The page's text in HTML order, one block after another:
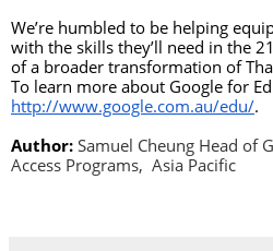
We’re humbled to be helping
with the skills they’ll need in the
of a broader transformation of
http://www.google.com.au/edu/.
Author: Samuel Cheung Head of
Access Programs,  Asia Pacific